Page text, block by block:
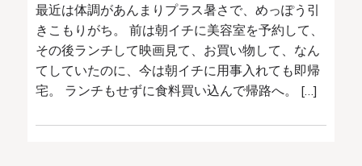
最近は体調があんまりプラス暑さで、めっぽう引
きこもりがち。 前は朝イチに美容室を予約して、
その後ランチして映画見て、お買い物して、なん
てしていたのに、今は朝イチに用事入れても即帰
宅。 ランチもせずに食料買い込んで帰路へ。 […]